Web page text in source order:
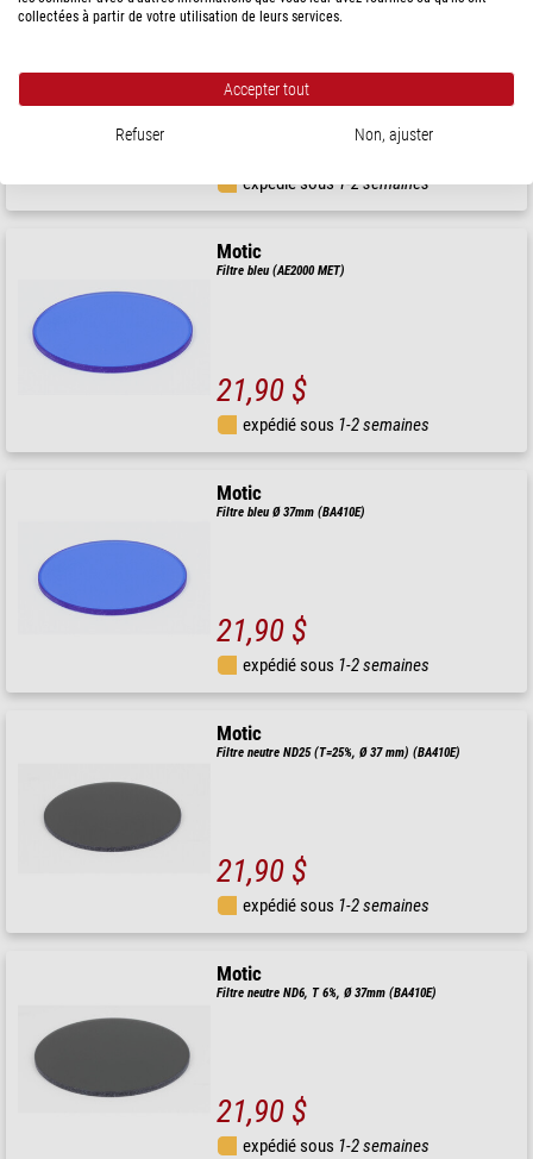
Motic
expédié sous1-2 semaines
Motic
Filtre bleu (AE2000 MET)
21,90 $
expédié sous 1-2 semaines
Motic
Filtre bleu Ø 37mm (BA410E)
21,90 $
expédié sous 1-2 semaines
Motic
Filtre neutre ND25 (T=25%, Ø 37 mm) (BA410E)
21,90 $
expédié sous 1-2 semaines
Motic
Filtre neutre ND6, T 6%, Ø 37mm (BA410E)
21,90 $
expédié sous 1-2 semaines
collectées à partir de votre utilisation de leurs services.
Accepter tout
Refuser Non, ajuster